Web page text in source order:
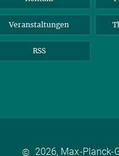
Veranstaltungen
RSS
© 2026, Max-Planck-